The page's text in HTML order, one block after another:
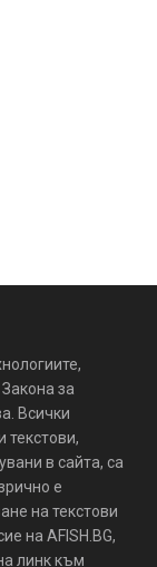
за
Всички
текстови,
в сайта, са
е
на текстови
на AFISH.BG,
линк към